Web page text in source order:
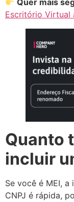
Quer mais
Escritório Virtual
Quanto
incluir
Se você é MEI,
CNPJ é rápida,